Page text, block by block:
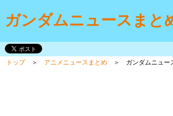
ガンダムニュースまと
トップ＞ アニメニュースまとめ ＞ ガンダムニュー